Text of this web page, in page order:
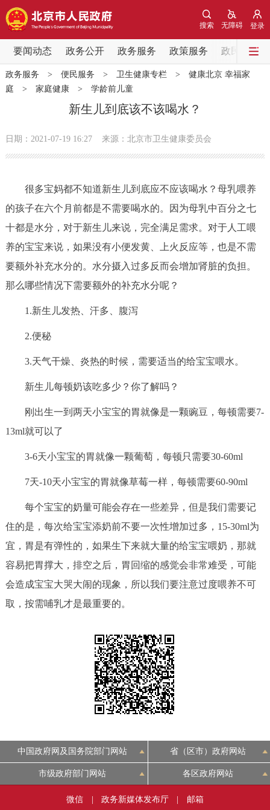
登录
无障碍
搜索
要闻动态 政务公开 政务服务 政策服务 政民互动
要闻动态
党中央精神 国务院信息 中央部委动态
会议信息
各区热点
政务公开
市领导 机构职能 政策服务
政策兑现 政策解读 回应关切
决策公开 专题公开
政务服务
便民服务 利企服务
中介服务 阳光政务
12345网上接诉即办 我要咨询 我要建议
走进北京
한국어
FRANÇAIS
العربية
ITALIANO
政务服务 > 便民服务 > 卫生健康专栏> 健康北京 幸福家
庭 > 家庭健康> 学龄前儿童
新生儿到底该不该喝水？
日期：2021-07-19 16:27 来源：北京市卫生健康委员会
很多宝妈都不知道新生儿到底应不应该喝水？母乳喂养
的孩子在六个月前都是不需要喝水的。因为母乳中百分之七
十都是水分，对于新生儿来说，完全满足需求。对于人工喂
养的宝宝来说，如果没有小便发黄、上火反应等，也是不需
要额外补充水分的。水分摄入过多反而会增加肾脏的负担。
那么哪些情况下需要额外的补充水分呢？
1.新生儿发热、汗多、腹泻
2.便秘
3.天气干燥、炎热的时候，需要适当的给宝宝喂水。
新生儿每顿奶该吃多少？你了解吗？
刚出生一到两天小宝宝的胃就像是一颗豌豆，每顿需要7-
13ml就可以了
3-6天小宝宝的胃就像一颗葡萄，每顿只需要30-60ml
7天-10天小宝宝的胃就像草莓一样，每顿需要60-90ml
每个宝宝的奶量可能会存在一些差异，但是我们需要记
住的是，每次给宝宝添奶前不要一次性增加过多，15-30ml为
宜，胃是有弹性的，如果生下来就大量的给宝宝喂奶，那就
容易把胃撑大，排空之后，胃回缩的感觉会非常难受，可能
会造成宝宝大哭大闹的现象，所以我们要注意过度喂养不可
取，按需哺乳才是最重要的。
中国政府网及国务院部门网站 省（区市）政府网站
市级政府部门网站 各区政府网站
微信 政务新媒体发布厅 邮箱